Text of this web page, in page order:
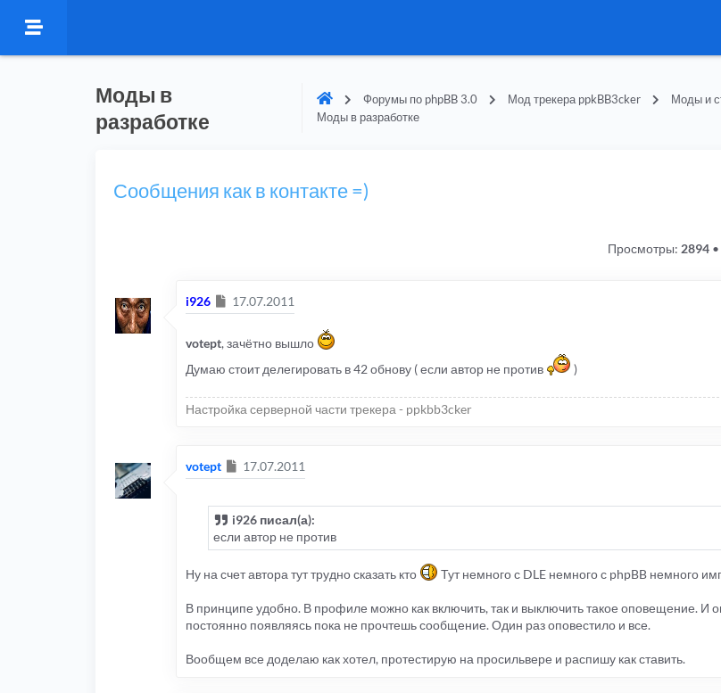
Моды в
разработке
Форумы по phpBB 3.0 Мод трекера ppkBB3cker
Моды и
Моды в разработке
Сообщения как в контакте =)
Просмотры: 2894•
i926 Сообщение
17.07.2011
votept, зачётно вышло
Думаю стоит делегировать в 42 обнову ( если автор не против
)
Настройка серверной части трекера - ppkbb3cker
votept Сообщение
17.07.2011
i926 писал(а):
если автор не против
Ну на счет автора тут трудно сказать кто Тут немного с DLE немного с phpBB немного
В принципе удобно. В профиле можно как включить, так и выключить такое оповещение. И
постоянно появляясь пока не прочтешь сообщение. Один раз оповестило и все.
Вообщем все доделаю как хотел, протестирую на просильвере и распишу как ставить.